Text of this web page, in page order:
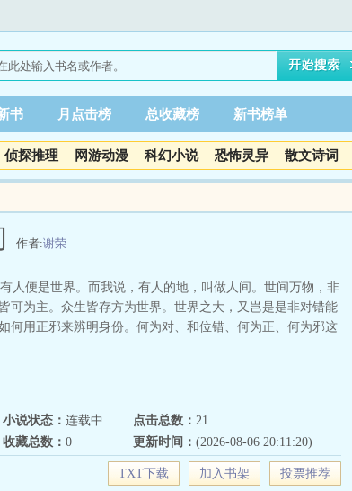
书 月点击榜 总收藏榜 新书榜单
侦探推理 网游动漫 科幻小说 恐怖灵异 散文诗词
作者:谢荣
人便是世界。而我说，有人的地，叫做人间。世间万物，非
可为主。众生皆存方为世界。世界之大，又岂是是非对错能
何用正邪来辨明身份。何为对、和位错、何为正、何为邪这
小说状态： 连载中 点击总数： 21
收藏总数： 0 更新时间： (2026-08-06 20:11:20)
TXT下载 加入书架 投票推荐